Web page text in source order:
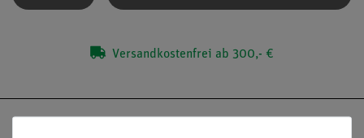
Versandkostenfrei ab 300,- €